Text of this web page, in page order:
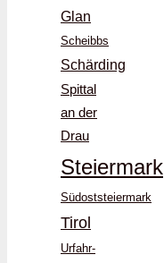
Glan
Scheibbs
Schärding
Spittal
an der
Drau
Steiermark
Südoststeiermark
Tirol
Urfahr-